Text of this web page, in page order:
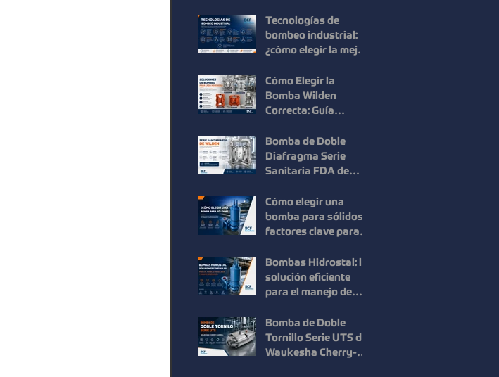
procesos
industriales
Tecnologías de
bombeo industrial:
¿cómo elegir la mejor
proceso?
Cómo Elegir la
Bomba Wilden
Correcta: Guía
Selección Inteligente
Bomba de Doble
Diafragma Serie
Sanitaria FDA de
Higiene y
Confiabilidad para
Procesos
Cómo elegir una
bomba para sólidos:
factores clave para
en procesos
industriales
Bombas Hidrostal: la
solución eficiente
para el manejo de
residuales
Bomba de Doble
Tornillo Serie UTS de
Waukesha Cherry-